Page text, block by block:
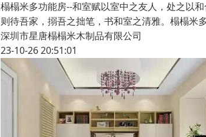
榻榻米多功能房--和室赋以室中之友人，处之以
则待吾家，搦吾之拙笔，书和室之清雅。榻榻米
深圳市星唐榻榻米木制品有限公司
23-10-26 20:51:01